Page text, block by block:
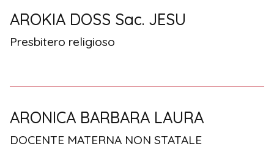
AROKIA DOSS Sac. JESU
Presbitero religioso
ARONICA BARBARA LAURA
DOCENTE MATERNA NON STATALE